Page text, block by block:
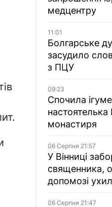
медцентру
11:01
Болгарське
засудило
з ПЦУ
09:23
Спочила
монастиря
06 Серпня 21:57
У Вінниці
священника,
допомозі
06 Серпня 21:47